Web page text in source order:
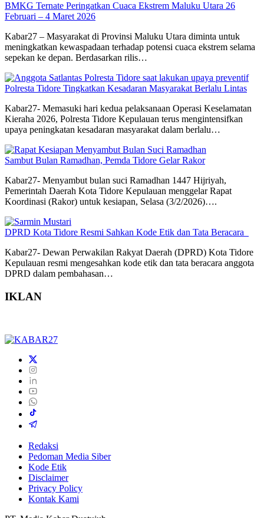
BMKG Ternate Peringatkan Cuaca Ekstrem Maluku Utara 26
Februari – 4 Maret 2026
Kabar27 – Masyarakat di Provinsi Maluku Utara diminta untuk
meningkatkan kewaspadaan terhadap potensi cuaca ekstrem selama
sepekan ke depan. Berdasarkan rilis…
Polresta Tidore Tingkatkan Kesadaran Masyarakat Berlalu Lintas
Kabar27- Memasuki hari kedua pelaksanaan Operasi Keselamatan
Kieraha 2026, Polresta Tidore Kepulauan terus mengintensifkan
upaya peningkatan kesadaran masyarakat dalam berlalu…
Sambut Bulan Ramadhan, Pemda Tidore Gelar Rakor
Kabar27- Menyambut bulan suci Ramadhan 1447 Hijriyah,
Pemerintah Daerah Kota Tidore Kepulauan menggelar Rapat
Koordinasi (Rakor) untuk kesiapan, Selasa (3/2/2026)….
DPRD Kota Tidore Resmi Sahkan Kode Etik dan Tata Beracara
Kabar27- Dewan Perwakilan Rakyat Daerah (DPRD) Kota Tidore
Kepulauan resmi mengesahkan kode etik dan tata beracara anggota
DPRD dalam pembahasan…
IKLAN
Redaksi
Pedoman Media Siber
Kode Etik
Disclaimer
Privacy Policy
Kontak Kami